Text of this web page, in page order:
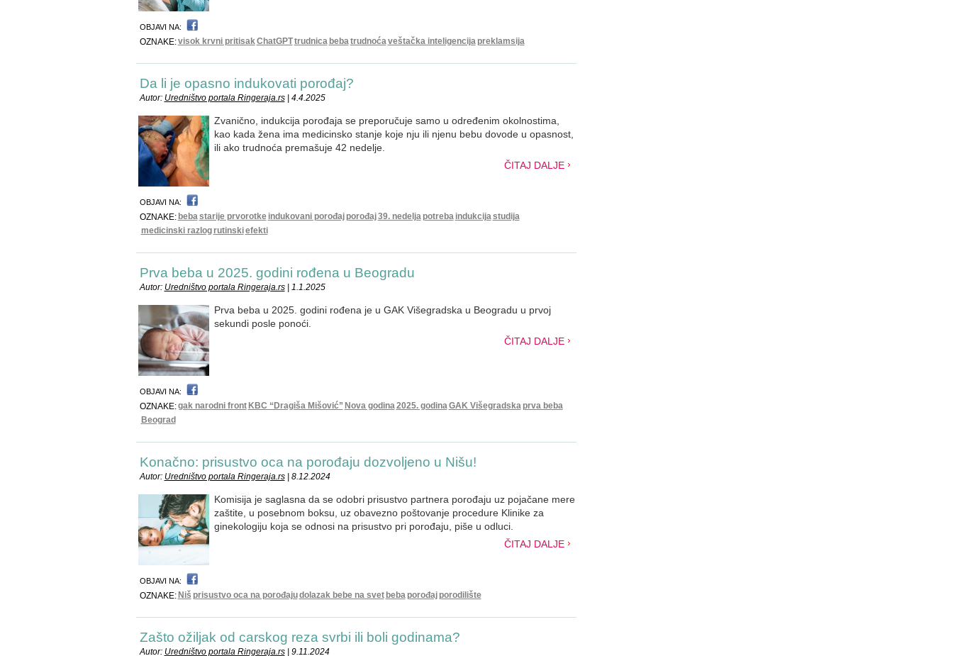
OBJAVI NA:
OZNAKE:visok krvni pritisakChatGPTtrudnica bebatrudnoćaveštačka inteligencija preklamsija
Da li je opasno indukovati porođaj?
Autor: Uredništvo portala Ringeraja.rs| 4.4.2025
Zvanično, indukcija porođaja se preporučuje samo u određenim okolnostima,
kao kada žena ima medicinsko stanje koje nju ili njenu bebu dovode u opasnost,
ili ako trudnoća premašuje 42 nedelje.
ČITAJ DALJE
OBJAVI NA:
OZNAKE: bebastarije prvorotke indukovani porođaj porođaj39. nedelja potreba indukcijastudija
medicinski razlog rutinskiefekti
Prva beba u 2025. godini rođena u Beogradu
Autor: Uredništvo portala Ringeraja.rs| 1.1.2025
Prva beba u 2025. godini rođena je u GAK Višegradska u Beogradu u prvoj
sekundi posle ponoći.
ČITAJ DALJE
OBJAVI NA:
OZNAKE:gak narodni front KBC “Dragiša Mišović” Nova godina2025. godinaGAK Višegradska prva beba
Beograd
Konačno: prisustvo oca na porođaju dozvoljeno u Nišu!
Autor: Uredništvo portala Ringeraja.rs| 8.12.2024
Komisija je saglasna da se odobri prisustvo partnera porođaju uz pojačane mere
zaštite, u posebnom boksu, uz obavezno poštovanje procedure Klinike za
ginekologiju koja se odnosi na prisustvo pri porođaju, piše u odluci.
ČITAJ DALJE
OBJAVI NA:
OZNAKE: Niš prisustvo oca na porođajudolazak bebe na svet beba porođaj porodilište
Zašto ožiljak od carskog reza svrbi ili boli godinama?
Autor: Uredništvo portala Ringeraja.rs| 9.11.2024